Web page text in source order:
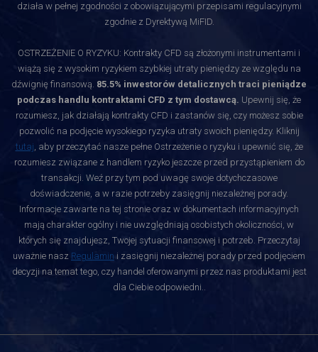
działa w pełnej zgodności z obowiązującymi przepisami regulacyjnymi
zgodnie z Dyrektywą MiFID.
OSTRZEŻENIE O RYZYKU: Kontrakty CFD są złożonymi instrumentami i
wiążą się z wysokim ryzykiem szybkiej utraty pieniędzy ze względu na
dźwignię finansową. 85.5% inwestorów detalicznych traci pieniądze
podczas handlu kontraktami CFD z tym dostawcą. Upewnij się, że
rozumiesz, jak działają kontrakty CFD i zastanów się, czy możesz sobie
pozwolić na podjęcie wysokiego ryzyka utraty swoich pieniędzy. Kliknij
tutaj, aby przeczytać nasze pełne Ostrzeżenie o ryzyku i upewnić się, że
rozumiesz związane z handlem ryzyko jeszcze przed przystąpieniem do
transakcji. Weź przy tym pod uwagę swoje dotychczasowe
doświadczenie, a w razie potrzeby zasięgnij niezależnej porady.
Informacje zawarte na tej stronie oraz w dokumentach informacyjnych
mają charakter ogólny i nie uwzględniają osobistych okoliczności, w
których się znajdujesz, Twojej sytuacji finansowej i potrzeb. Przeczytaj
uważnie nasz Regulamin i zasięgnij niezależnej porady przed podjęciem
decyzji na temat tego, czy handel oferowanymi przez nas produktami jest
dla Ciebie odpowiedni..